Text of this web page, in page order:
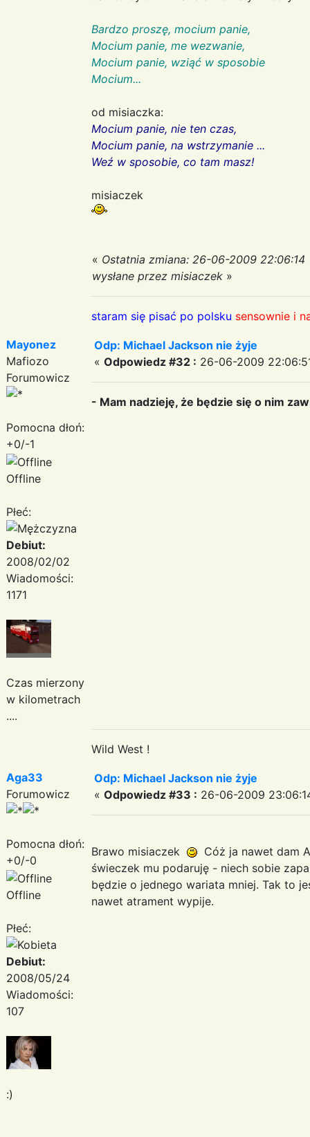
Bardzo proszę, mocium panie,
Mocium panie, me wezwanie,
Mocium panie, wziąć w sposobie
Mocium...
od misiaczka:
Mocium panie, nie ten czas,
Mocium panie, na wstrzymanie ...
Weź w sposobie, co tam masz!
misiaczek
« Ostatnia zmiana: 26-06-2009 22:06:14
wysłane przez misiaczek »
staram się pisać po polsku sensownie i
Mayonez
Mafiozo
Forumowicz
Pomocna dłoń:
+0/-1
Offline
Płeć:
Debiut:
2008/02/02
Wiadomości:
1171
Czas mierzony
w kilometrach
....
Odp: Michael Jackson nie żyje
« Odpowiedz #32 : 26-06-2009
- Mam nadzieję, że będzie się o nim
Wild West !
Aga33
Forumowicz
Pomocna dłoń:
+0/-0
Offline
Płeć:
Debiut:
2008/05/24
Wiadomości:
107
:)
Odp: Michael Jackson nie żyje
« Odpowiedz #33 : 26-06-2009
Brawo misiaczek
Cóż ja nawet dam
świeczek mu podaruję - niech sobie
będzie o jednego wariata mniej. Tak to
nawet atrament wypije.